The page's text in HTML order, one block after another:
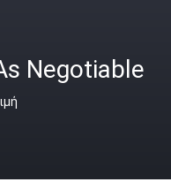
Negotiable